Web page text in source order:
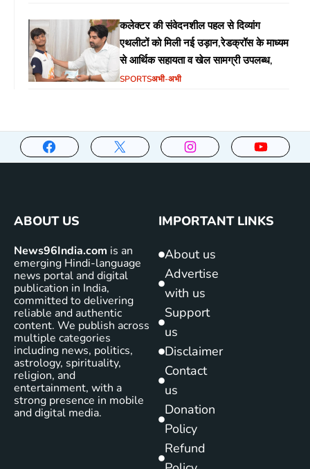
कलेक्टर की संवेदनशील पहल से दिव्यांग
एथलीटों को मिली नई उड़ान,रेडक्रॉस के माध्यम
से आर्थिक सहायता व खेल सामग्री उपलब्ध,
SPORTSअभी-अभी
ABOUT US
News96India.com is an
emerging Hindi-language
news portal and digital
publication in India,
committed to delivering
reliable and authentic
content. We publish across
multiple categories
including news, politics,
astrology, spirituality,
religion, and
entertainment, with a
strong presence in mobile
and digital media.
IMPORTANT LINKS
About us
Advertise
with us
Support
us
Disclaimer
Contact
us
Donation
Policy
Refund